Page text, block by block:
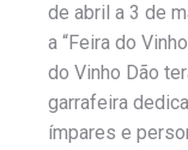
de abril a 3 de
a “Feira do
do Vinho Dão
garrafeira
ímpares e